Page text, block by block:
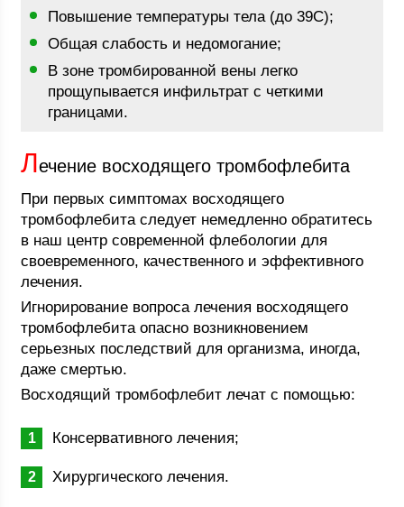
Повышение температуры тела (до 39С);
Общая слабость и недомогание;
В зоне тромбированной вены легко
прощупывается инфильтрат с четкими
границами.
Лечение восходящего тромбофлебита
При первых симптомах восходящего
тромбофлебита следует немедленно обратитесь
в наш центр современной флебологии для
своевременного, качественного и эффективного
лечения.
Игнорирование вопроса лечения восходящего
тромбофлебита опасно возникновением
серьезных последствий для организма, иногда,
даже смертью.
Восходящий тромбофлебит лечат с помощью:
Консервативного лечения;
Хирургического лечения.